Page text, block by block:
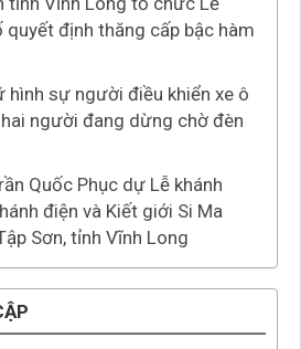
quyết định thăng cấp bậc hàm
hình sự người điều khiển xe ô
người đang dừng chờ đèn
Quốc Phục dự Lễ khánh
điện và Kiết giới Si Ma
Sơn, tỉnh Vĩnh Long